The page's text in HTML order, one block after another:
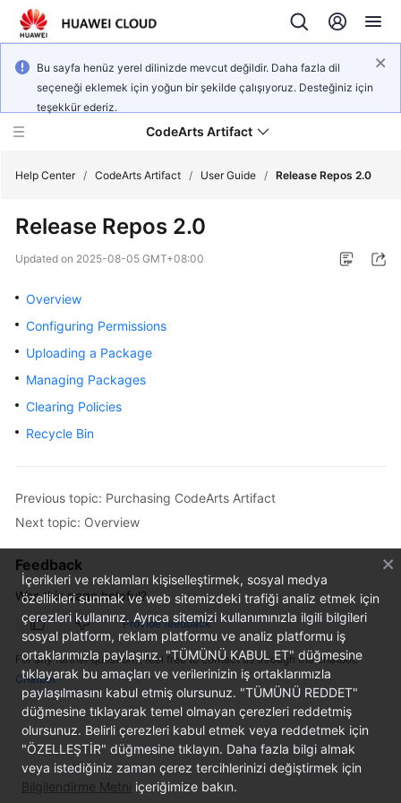
Bu sayfa henüz yerel dilinizde mevcut değildir. Daha fazla dil
seçeneği eklemek için yoğun bir şekilde çalışıyoruz. Desteğiniz için
teşekkür ederiz.
CodeArts Artifact
What's
New
Service
Getting
Started
User
Guide
Practices
Reference
FAQs
Videos
More
Documents
General
Reference
Help Center / CodeArts Artifact / User Guide / Release Repos 2.0
Release Repos 2.0
Updated on 2025-08-05 GMT+08:00
Overview
Configuring Permissions
Uploading a Package
Managing Packages
Clearing Policies
Recycle Bin
Previous topic: Purchasing CodeArts Artifact
Next topic: Overview
Feedback
Was this page helpful?
Provide feedback
For any further questions, feel free to contact us through the chatbot.
Chatbot
İçerikleri ve reklamları kişiselleştirmek, sosyal medya
özellikleri sunmak ve web sitemizdeki trafiği analiz etmek için
çerezleri kullanırız. Ayrıca sitemizi kullanımınızla ilgili bilgileri
sosyal platform, reklam platformu ve analiz platformu iş
ortaklarımızla paylaşırız. "TÜMÜNÜ KABUL ET" düğmesine
tıklayarak bu amaçları ve verilerinizin iş ortaklarımızla
paylaşılmasını kabul etmiş olursunuz. "TÜMÜNÜ REDDET"
düğmesine tıklayarak temel olmayan çerezleri reddetmiş
olursunuz. Belirli çerezleri kabul etmek veya reddetmek için
"ÖZELLEŞTİR" düğmesine tıklayın. Daha fazla bilgi almak
veya istediğiniz zaman çerez tercihlerinizi değiştirmek için
Bilgilendirme Metni içeriğimize bakın.